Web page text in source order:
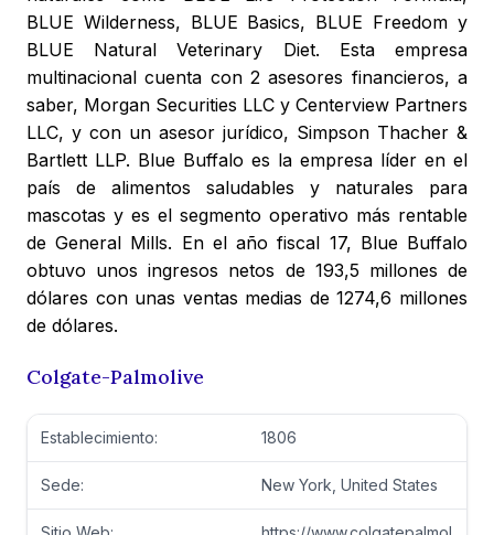
BLUE Wilderness, BLUE Basics, BLUE Freedom y
BLUE Natural Veterinary Diet. Esta empresa
multinacional cuenta con 2 asesores financieros, a
saber, Morgan Securities LLC y Centerview Partners
LLC, y con un asesor jurídico, Simpson Thacher &
Bartlett LLP. Blue Buffalo es la empresa líder en el
país de alimentos saludables y naturales para
mascotas y es el segmento operativo más rentable
de General Mills. En el año fiscal 17, Blue Buffalo
obtuvo unos ingresos netos de 193,5 millones de
dólares con unas ventas medias de 1274,6 millones
de dólares.
Colgate-Palmolive
Establecimiento: 1806
Sede: New York, United States